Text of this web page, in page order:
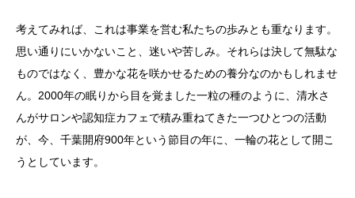
考えてみれば、これは事業を営む私たちの歩みとも重なります。
思い通りにいかないこと、迷いや苦しみ。それらは決して無駄な
ものではなく、豊かな花を咲かせるための養分なのかもしれませ
ん。2000年の眠りから目を覚ました一粒の種のように、清水さ
んがサロンや認知症カフェで積み重ねてきた一つひとつの活動
が、今、千葉開府900年という節目の年に、一輪の花として開こ
うとしています。